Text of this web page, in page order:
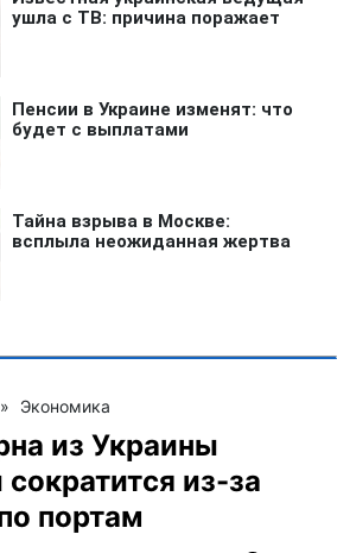
» Экономика
из Украины
из-за
портам